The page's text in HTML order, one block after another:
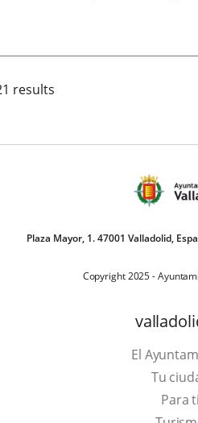
noticia
results
Plaza Mayor, 1. 47001 Valladolid,
Copyright 2025 -
El
Tu
Para ti